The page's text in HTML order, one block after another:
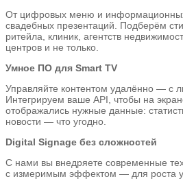
От цифровых меню и
свадебных презентаций. Подберём
ритейла, клиник, агентств
центров и не только.
Умное ПО для Smart TV
Управляйте контентом удалённо — с
Интегрируем ваше API, чтобы на
отображались нужные данные:
новости — что угодно.
Digital Signage без сложностей
С нами вы внедряете современные
с измеримым эффектом — для роста